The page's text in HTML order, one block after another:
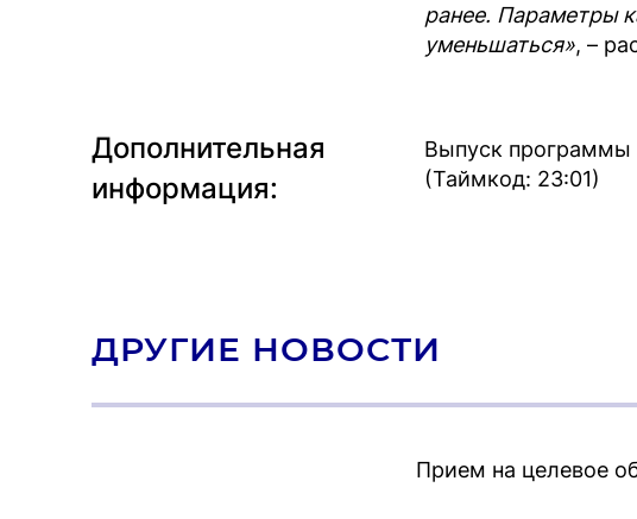
ранее. Параметры
уменьшаться», –
Дополнительная
информация:
Выпуск программы
(Таймкод: 23:01)
ДРУГИЕ НОВОСТИ
Прием на целевое